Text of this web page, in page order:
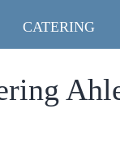
CATERING